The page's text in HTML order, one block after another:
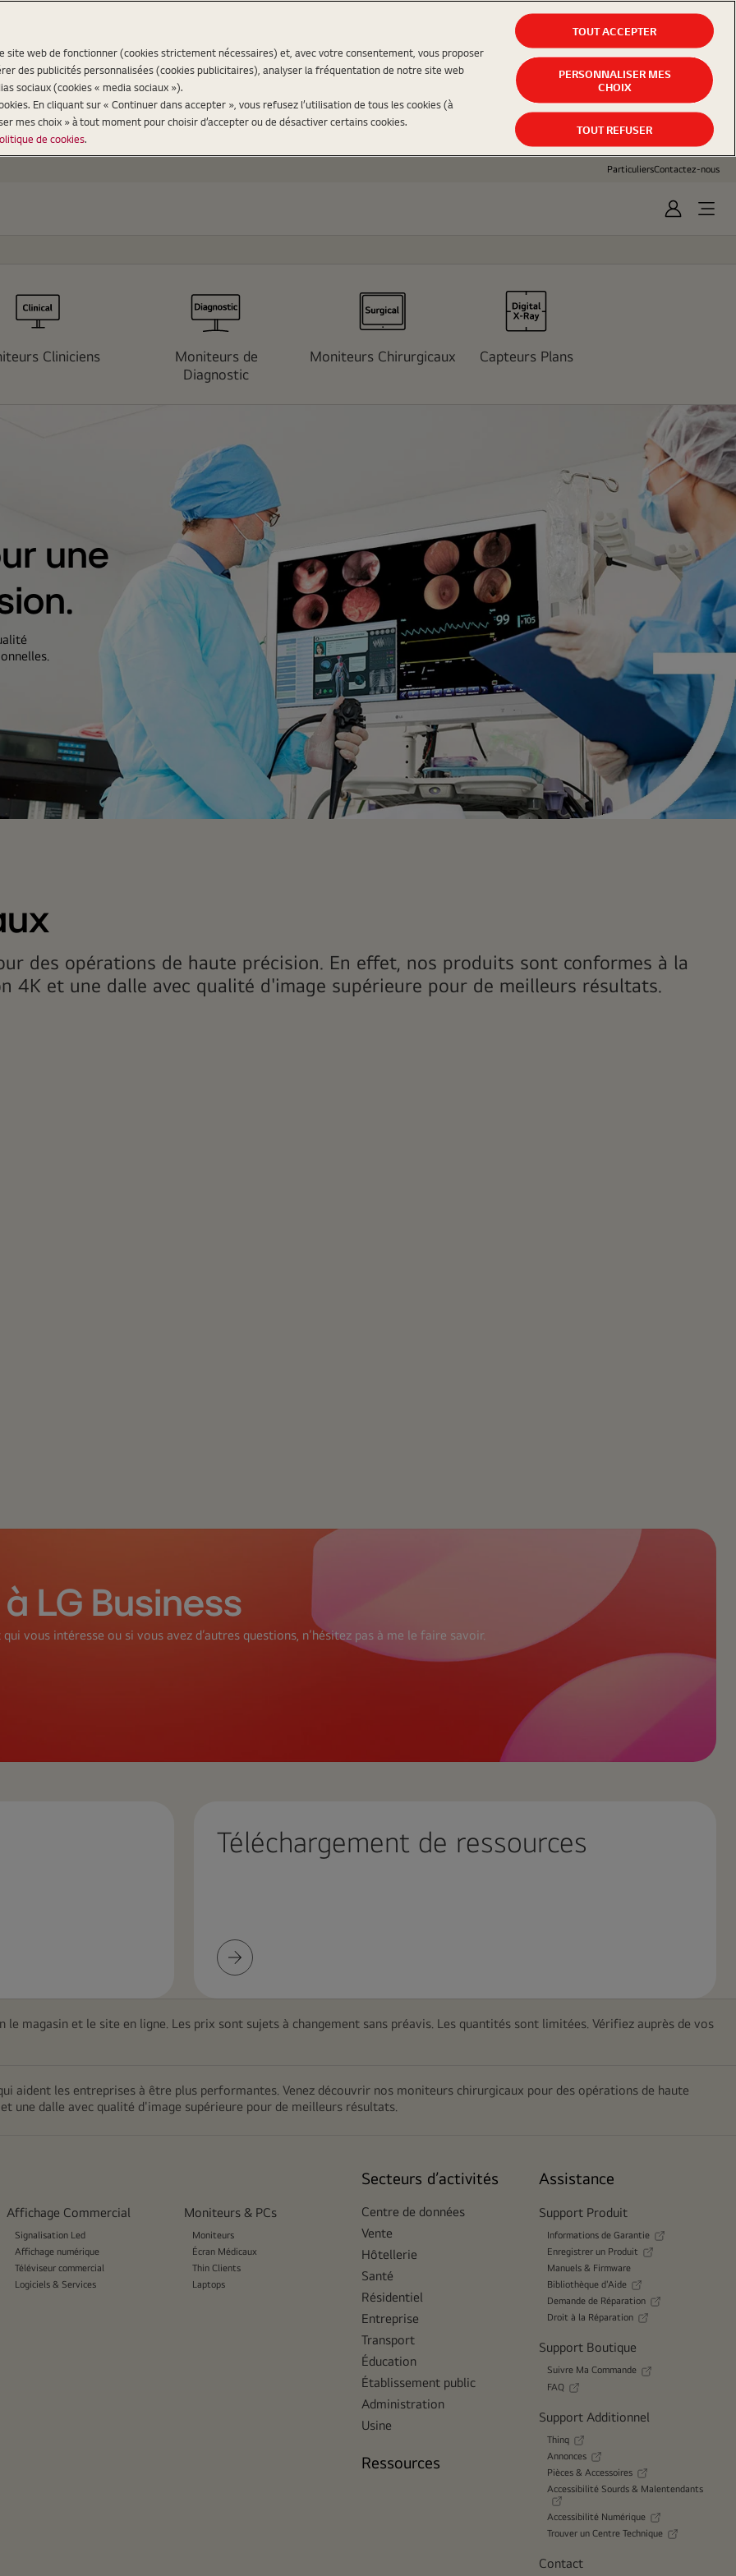
ParticuliersContactez-nous
Sign
Cliniciens
Moniteurs de
Diagnostic
Moniteurs Chirurgicaux Capteurs Plans
une
des opérations de haute précision. En effet, nos produits sont conformes à la
4K et une dalle avec qualité d'image supérieure pour de meilleurs résultats.
LG Business
vous intéresse ou si vous avez d’autres questions, n’hésitez pas à me le faire savoir.
Téléchargement de ressources
Téléchargement
de
magasin et le site en ligne. Les prix sont sujets à changement sans préavis. Les quantités sont limitées. Vérifiez auprès de vos
aident les entreprises à être plus performantes. Venez découvrir nos moniteurs chirurgicaux pour des opérations de haute
une dalle avec qualité d'image supérieure pour de meilleurs résultats.
Affichage Commercial
Signalisation Led
Affichage numérique
Téléviseur commercial
Logiciels & Services
Moniteurs & PCs
Moniteurs
Écran Médicaux
Thin Clients
Laptops
Secteurs d’activités
Centre de données
Vente
Hôtellerie
Santé
Résidentiel
Entreprise
Transport
Éducation
Établissement public
Administration
Usine
Ressources
Assistance
Support Produit
Informations de Garantie
Enregistrer un Produit
Manuels & Firmware
Bibliothèque d'Aide
Demande de Réparation
Droit à la Réparation
Support Boutique
Suivre Ma Commande
FAQ
Support Additionnel
Thinq
Annonces
Pièces & Accessoires
Accessibilité Sourds & Malentendants
Accessibilité Numérique
Trouver un Centre Technique
Contact
web de fonctionner (cookies strictement nécessaires) et, avec votre consentement, vous proposer
des publicités personnalisées (cookies publicitaires), analyser la fréquentation de notre site web
sociaux (cookies « media sociaux »).
En cliquant sur « Continuer dans accepter », vous refusez l’utilisation de tous les cookies (à
mes choix » à tout moment pour choisir d’accepter ou de désactiver certains cookies.
de cookies.
TOUT ACCEPTER
PERSONNALISER MES
CHOIX
TOUT REFUSER